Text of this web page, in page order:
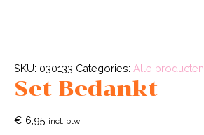
SKU: 030133 Categories: Alle producten
Set Bedankt
€ 6,95 incl. btw